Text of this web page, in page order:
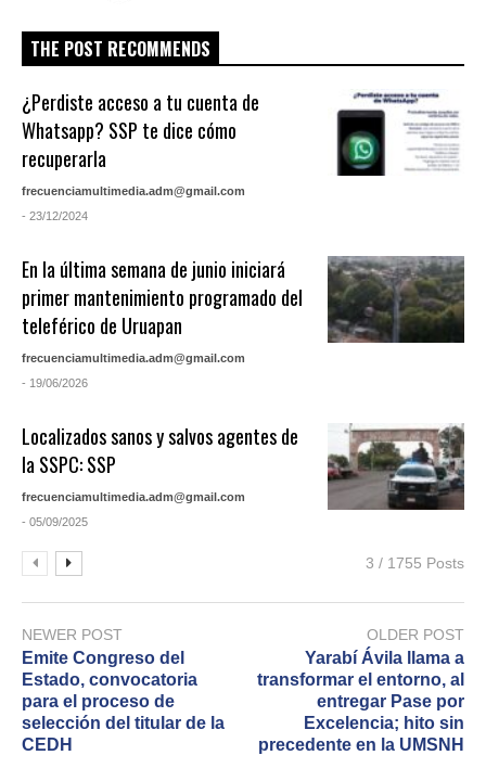
THE POST RECOMMENDS
¿Perdiste acceso a tu cuenta de
Whatsapp? SSP te dice cómo
recuperarla
frecuenciamultimedia.adm@gmail.com
- 23/12/2024
En la última semana de junio iniciará
primer mantenimiento programado del
teleférico de Uruapan
frecuenciamultimedia.adm@gmail.com
- 19/06/2026
Localizados sanos y salvos agentes de
la SSPC: SSP
frecuenciamultimedia.adm@gmail.com
- 05/09/2025
3 / 1755 Posts
NEWER POST
Emite Congreso del
Estado, convocatoria
para el proceso de
selección del titular de la
CEDH
OLDER POST
Yarabí Ávila llama a
transformar el entorno, al
entregar Pase por
Excelencia; hito sin
precedente en la UMSNH